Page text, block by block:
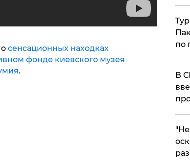
сенсационных находках
фонде киевского музея
.
по
В